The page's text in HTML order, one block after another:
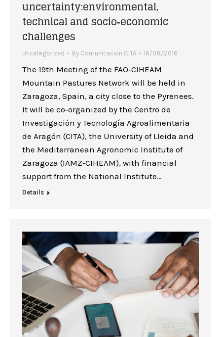
uncertainty:environmental,
technical and socio‐economic
challenges
Uncategorized By Comunicacion CITA 16/08/2016
The 19th Meeting of the FAO‐CIHEAM
Mountain Pastures Network will be held in
Zaragoza, Spain, a city close to the Pyrenees.
It will be co‐organized by the Centro de
Investigación y Tecnología Agroalimentaria
de Aragón (CITA), the University of Lleida and
the Mediterranean Agronomic Institute of
Zaragoza (IAMZ‐CIHEAM), with financial
support from the National Institute…
Details